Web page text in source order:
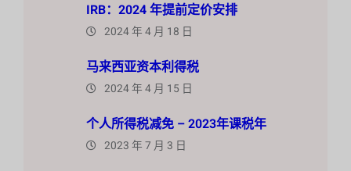
IRB：2024 年提前定价安排
2024 年 4 月 18 日
马来西亚资本利得税
2024 年 4 月 15 日
个人所得税减免 – 2023年课税年
2023 年 7 月 3 日